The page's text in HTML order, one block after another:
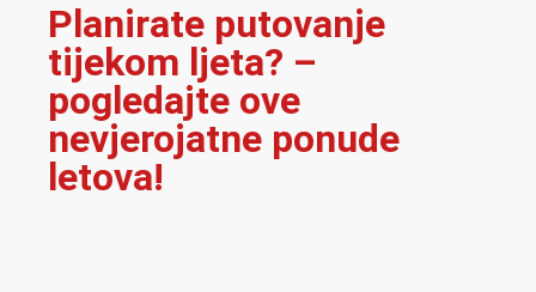
Planirate putovanje
tijekom ljeta? –
pogledajte ove
nevjerojatne ponude
letova!